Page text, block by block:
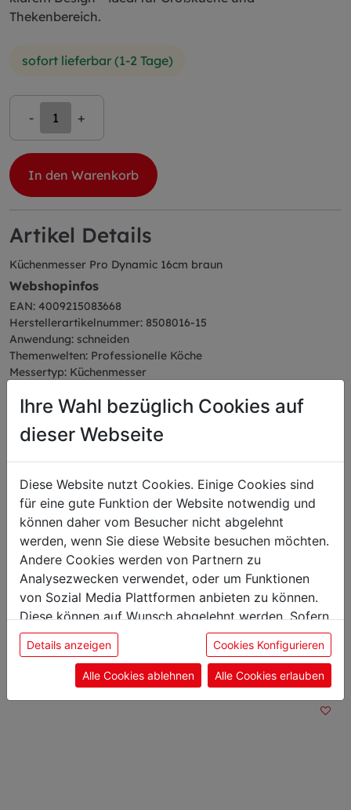
Thekenbereich.
sofort lieferbar (1-2 Tage)
- +
In den Warenkorb
Artikel Details
Küchenmesser Pro Dynamic 16cm braun
Webshopinfos
EAN: 4009215083668
Herstellerartikelnummer: 8508016-15
Anwendung: schneiden
Themenwelten: Professionelle Köche
Messertyp: Küchenmesser
Serie: ProDynamic
Abmessungen
Länge: 28,16 cm
Breite: 2,10 cm
Höhe: 3,20 cm
Gewicht: 0,09 kg
Klingenlänge: 16 cm
Das könnte Sie auch
interessieren
Ihre Wahl bezüglich Cookies auf
dieser Webseite
Diese Website nutzt Cookies. Einige Cookies sind
für eine gute Funktion der Website notwendig und
können daher vom Besucher nicht abgelehnt
werden, wenn Sie diese Website besuchen möchten.
Andere Cookies werden von Partnern zu
Analysezwecken verwendet, oder um Funktionen
von Sozial Media Plattformen anbieten zu können.
Diese können auf Wunsch abgelehnt werden. Sofern
sie unsere Webseite weiter nutzen, geben Sie
Einwilligung zu unseren Cookies.
Details anzeigen Cookies Konfigurieren
Alle Cookies ablehnen Alle Cookies erlauben